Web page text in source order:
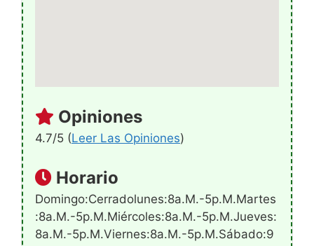
Opiniones
4.7/5 (Leer Las Opiniones)
Horario
Domingo:Cerradolunes:8a.m.-5p.m.martes
:8a.m.-5p.m.miércoles:8a.m.-5p.m.jueves:
8a.m.-5p.m.viernes:8a.m.-5p.m.sábado:9